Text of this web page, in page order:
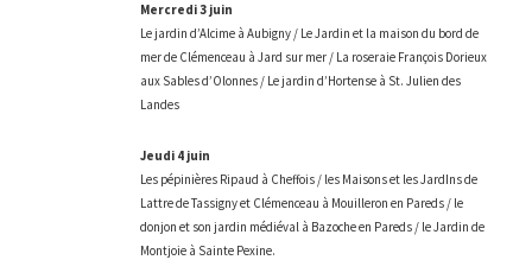
Mercredi 3 juin
Le jardin d’Alcime à Aubigny / Le Jardin et la maison du bord de
mer de Clémenceau à Jard sur mer / La roseraie François Dorieux
aux Sables d’Olonnes / Le jardin d’Hortense à St. Julien des
Landes
Jeudi 4 juin
Les pépinières Ripaud à Cheffois / les Maisons et les JardIns de
Lattre de Tassigny et Clémenceau à Mouilleron en Pareds / le
donjon et son jardin médiéval à Bazoche en Pareds / le Jardin de
Montjoie à Sainte Pexine.